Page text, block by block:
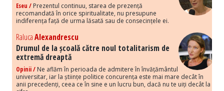
Eseu / Prezentul continuu, starea de prezență
recomandată în orice spiritualitate, nu presupune
indiferența față de urma lăsată sau de consecințele ei.
RalucaAlexandrescu
Drumul de la școală către noul totalitarism de
extremă dreaptă
Opinii / Ne aflăm în perioada de admitere în învățământul
universitar, iar la științe politice concurența este mai mare decât în
anii precedenți, ceea ce în sine e un lucru bun, dacă nu te uiți decât la